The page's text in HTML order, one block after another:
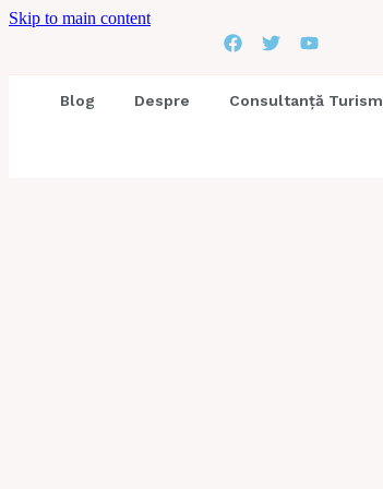
Skip to main content
Blog Despre Consultanță Turism